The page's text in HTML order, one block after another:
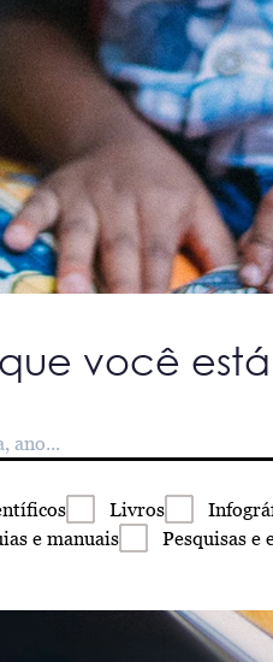
você
Livros
e manuais Pesquisas e